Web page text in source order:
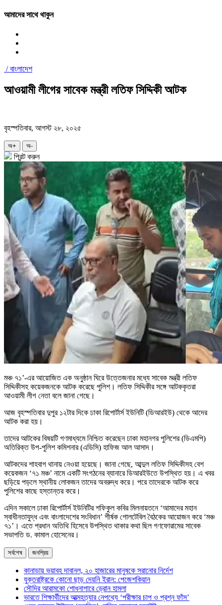
আমাদের সাথে থাকুন
/বাংলাদেশ
আওয়ামী লীগের সাবেক মন্ত্রী লতিফ সিদ্দিকী আটক
বৃহস্পতিবার, আগস্ট ২৮, ২০২৫
অ+ অ-
প্রিন্ট করুন
মঞ্চ ৭১’-এর আয়োজিত এক অনুষ্ঠান ঘিরে উত্তেজনার মধ্যে সাবেক মন্ত্রী লতিফ
সিদ্দিকীসহ কয়েকজনকে আটক করেছে পুলিশ। লতিফ সিদ্দিকীর সঙ্গে আটককৃতরা
আওয়ামী লীগ নেতা বলে জানা গেছে।
আজ বৃহস্পতিবার দুপুর ১২টার দিকে ঢাকা রিপোর্টার্স ইউনিটি (ডিআরইউ) থেকে আদের
আটক করা হয়।
তাদের আটকের বিষয়টি গণমাধ্যমে নিশ্চিত করেছেন ঢাকা মহানগর পুলিশের (ডিএমপি)
অতিরিক্ত উপ-পুলিশ কমিশনার (এডিসি) হাফিজ আল আসাদ।
আটকদের শাহবাগ থানায় নেওয়া হয়েছে। জানা গেছে, আব্দুল লতিফ সিদ্দিকীসহ বেশ
কয়েকজন ‘৭১ মঞ্চ’ নামে একটি সংগঠনের ব্যানারে ডিআরইউতে উপস্থিত হয়। এ খবর
ছড়িয়ে পড়লে স্থানীয় লোকজন তাদের অবরুদ্ধ করে। পরে তাদেরকে আটক করে
পুলিশের কাছে হস্তান্তর করে।
এদিন সকালে ঢাকা রিপোর্টার্স ইউনিটির শফিকুল কবির মিলনায়তনে ‘আমাদের মহান
স্বাধীনতাযুদ্ধ এবং বাংলাদেশের সংবিধান’ শীর্ষক গোলটেবিল বৈঠকের আয়োজন করে ‘মঞ্চ
৭১’। এতে প্রধান অতিথি হিসেবে উপস্থিত থাকার কথা ছিল গণফোরামের সাবেক
সভাপতি ড. কামাল হোসেনের।
সর্বশেষ জনপ্রিয়
কানাডায় ভয়াবহ দাবানল, ২০ হাজারের মানুষকে সরানোর নির্দেশ
যুক্তরাষ্ট্রকে কোনো ছাড় দেয়নি ইরান: পেজেশকিয়ান
সৌদির আরামকো শোধনাগারে ড্রোন হামলা
ভারতে শিক্ষার্থীদের আত্মহত্যার নেপথ্যে ‘পরীক্ষার চাপ ও প্রশ্ন ফাঁস’